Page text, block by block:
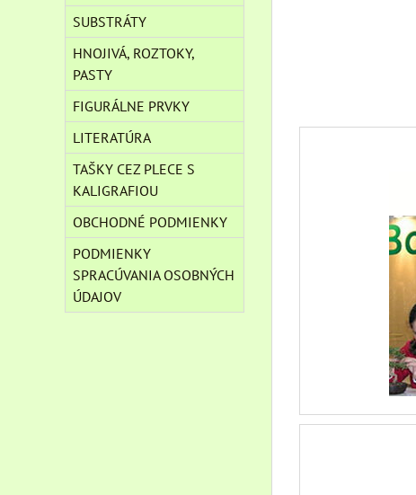
SUBSTRÁTY
HNOJIVÁ, ROZTOKY,
PASTY
FIGURÁLNE PRVKY
LITERATÚRA
TAŠKY CEZ PLECE S
KALIGRAFIOU
OBCHODNÉ PODMIENKY
PODMIENKY
SPRACÚVANIA OSOBNÝCH
ÚDAJOV